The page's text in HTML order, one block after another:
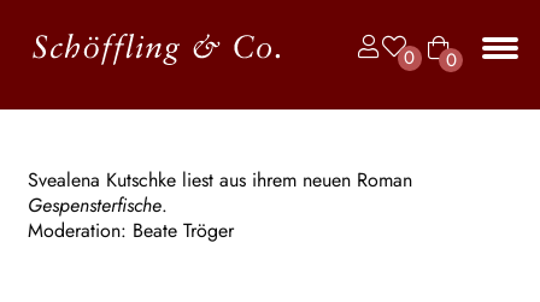
0
0
ike
Zur
Navigation
Zum
Inhalt
BÜCHER
JAHRBUCH DER LYRIK
KALENDER
Svealena Kutschke liest aus ihrem neuen Roman
Gespensterfische.
Moderation: Beate Tröger